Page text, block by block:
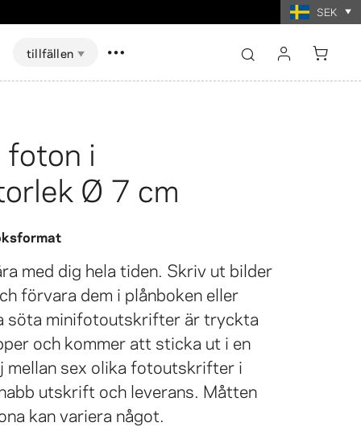
SEK
Spel
Fotoutskrifter i
i
tillfällen
logga in
i
Ø 7 cm
med dig hela tiden. Skriv ut bilder
förvara dem i plånboken eller
söta minifotoutskrifter är tryckta
och kommer att sticka ut i en
mellan sex olika fotoutskrifter i
utskrift och leverans. Måtten
kan variera något.